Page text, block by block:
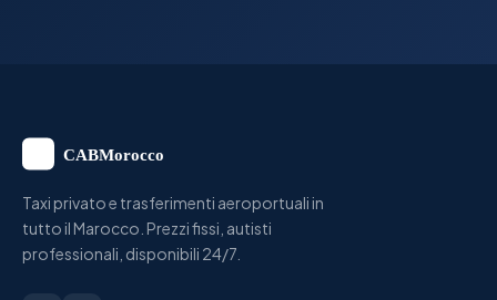
Taxi privato e trasferimenti aeroportuali in
tutto il Marocco. Prezzi fissi, autisti
professionali, disponibili 24/7.